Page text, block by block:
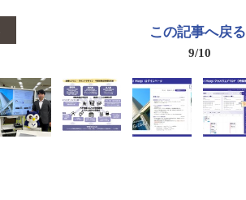
この記事へ戻る
9/10